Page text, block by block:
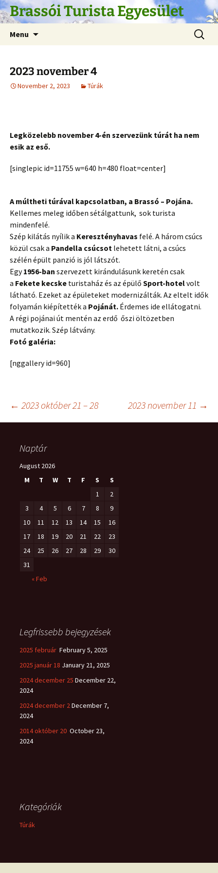
Skip
to Brassói Turista Egyesület
Menu
Search
for:
2023 november 4
November 2, 2023 Túrák
Legközelebb november 4-én szervezünk túrát ha nem
esik az eső.
[singlepic id=11755 w=640 h=480 float=center]
A múltheti túrával kapcsolatban, a Brassó – Pojána.
Kellemes meleg időben sétálgattunk, sok turista
mindenfelé.
Szép kilátás nyílik a Keresztényhavas felé. A három csúcs
közül csak a Pandella csúcsot lehetett látni, a csúcs
szélén épült panzió is jól látszót.
Egy1956-ban szervezett kirándulásunk keretén csak
a Fekete kecske turistaház és az épülő Sport-hotelvolt
látható. Ezeket az épületeket modernizálták. Az eltelt idők
folyamán kiépítették a Pojánát. Érdemes ide ellátogatni.
A régi pojánai út mentén az erdő őszi öltözetben
mutatkozik. Szép látvány.
Fotó galéria:
[nggallery id=960]
Post
navigation
← 2023 október 21 – 28 2023 november 11 →
Naptár
August 2026
M
T W T F S
S
1
2
3
4 5 6 7 8
9
10
11 12 13 14 15
16
17
18 19 20 21 22
23
24
25 26 27 28 29
30
31
« Feb
Legfrissebb bejegyzések
2025 február February 5, 2025
2025 január 18 January 21, 2025
2024 december 25 December 22,
2024
2024 december 2December 7,
2024
2014 október 20 October 23,
2024
Kategóriák
Túrák